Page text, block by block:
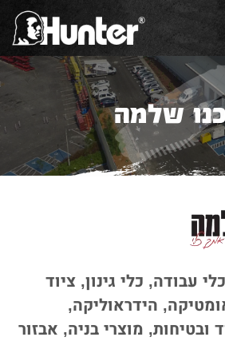
שלמה
עבודה, כלי גינון, ציוד
הידראוליקה,
ובטיחות, מוצרי בניה, אבזור